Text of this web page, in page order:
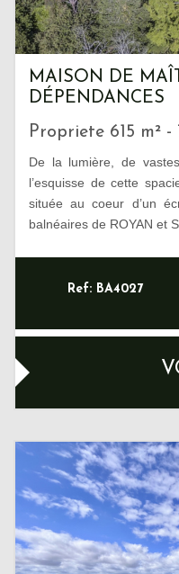
MAISON DE
DÉPENDANCES
Propriete 615 m²
De la lumière, de
l’esquisse de cette
située au coeur d’un
balnéaires de ROYAN et
Ref: BA4027